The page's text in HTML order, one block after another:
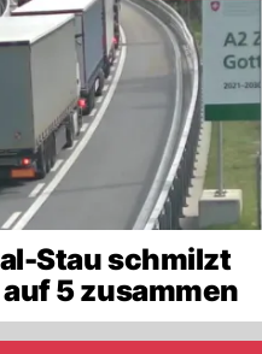
Stau schmilzt
5 zusammen